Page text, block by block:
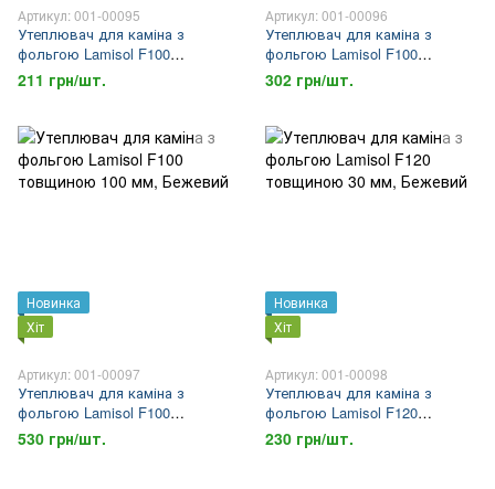
Артикул: 001-00095
Утеплювач для каміна з
фольгою Lamisol F100
товщиною 30 мм
211 грн/шт.
Артикул: 001-00096
Утеплювач для каміна з
фольгою Lamisol F100
товщиною 50 мм
302 грн/шт.
Новинка
Хіт
Артикул: 001-00097
Утеплювач для каміна з
фольгою Lamisol F100
товщиною 100 мм
530 грн/шт.
Новинка
Хіт
Артикул: 001-00098
Утеплювач для каміна з
фольгою Lamisol F120
товщиною 30 мм
230 грн/шт.